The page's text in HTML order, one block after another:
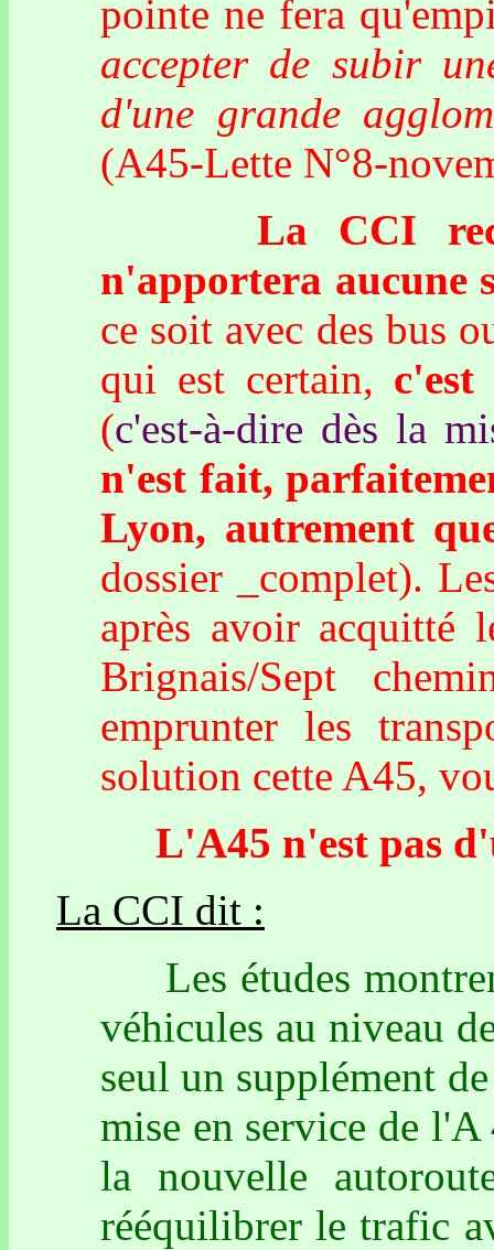
pointe ne fera
accepter de subir
d'une grande
(A45-Lette N°8-
La CCI
n'apportera aucune
ce soit avec des bus
qui est certain,
(c'est-à-dire dès la
n'est fait,
Lyon, autrement
dossier _complet).
après avoir acquitté
Brignais/Sept
emprunter les
solution cette A45,
L'A45 n'est pas
La CCI dit :
Les études
véhicules au niveau
seul un supplément
mise en service de
la nouvelle
rééquilibrer le trafic